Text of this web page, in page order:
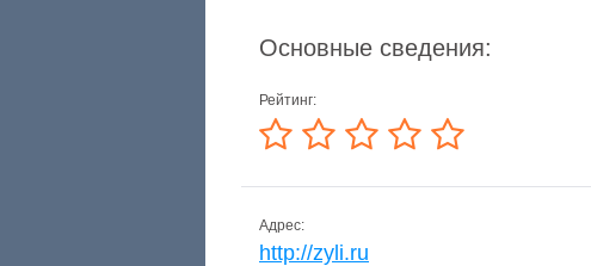
Основные сведения:
Рейтинг:
Адрес:
http://zyli.ru